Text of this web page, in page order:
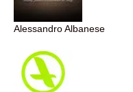
Alessandro Albanese